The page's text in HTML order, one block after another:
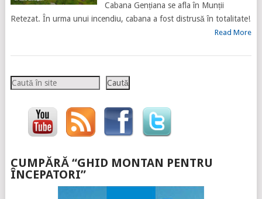
Cabana Gențiana se afla în Munții
Retezat. În urma unui incendiu, cabana a fost distrusă în totalitate!
Read More
Caută Caută
CUMPĂRĂ “GHID MONTAN PENTRU
ÎNCEPATORI”